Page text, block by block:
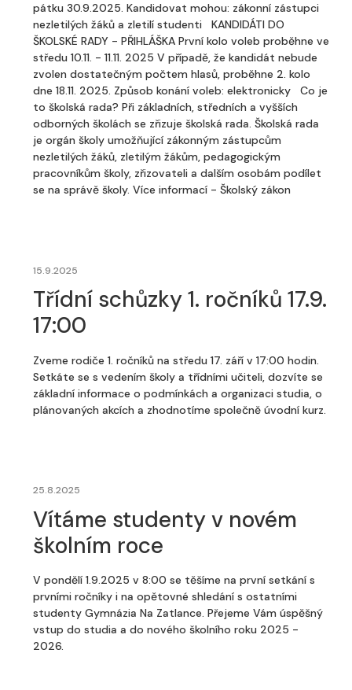
pátku 30.9.2025. Kandidovat mohou: zákonní zástupci
nezletilých žáků a zletilí studenti KANDIDÁTI DO
ŠKOLSKÉ RADY - PŘIHLÁŠKA První kolo voleb proběhne ve
středu 10.11. - 11.11. 2025 V případě, že kandidát nebude
zvolen dostatečným počtem hlasů, proběhne 2. kolo
dne 18.11. 2025. Způsob konání voleb: elektronicky Co je
to školská rada? Při základních, středních a vyšších
odborných školách se zřizuje školská rada. Školská rada
je orgán školy umožňující zákonným zástupcům
nezletilých žáků, zletilým žákům, pedagogickým
pracovníkům školy, zřizovateli a dalším osobám podílet
se na správě školy. Více informací - Školský zákon
15.9.2025
Třídní schůzky 1. ročníků 17.9.
17:00
Zveme rodiče 1. ročníků na středu 17. září v 17:00 hodin.
Setkáte se s vedením školy a třídními učiteli, dozvíte se
základní informace o podmínkách a organizaci studia, o
plánovaných akcích a zhodnotíme společně úvodní kurz.
25.8.2025
Vítáme studenty v novém
školním roce
V pondělí 1.9.2025 v 8:00 se těšíme na první setkání s
prvními ročníky i na opětovné shledání s ostatními
studenty Gymnázia Na Zatlance. Přejeme Vám úspěšný
vstup do studia a do nového školního roku 2025 -
2026.